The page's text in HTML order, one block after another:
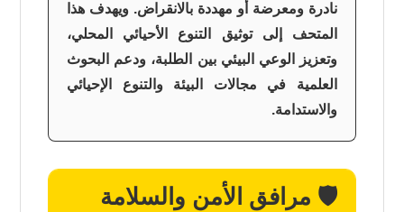
نادرة ومعرضة أو مهددة بالانقراض. ويهدف هذا
المتحف إلى توثيق التنوع الأحيائي المحلي،
وتعزيز الوعي البيئي بين الطلبة، ودعم البحوث
العلمية في مجالات البيئة والتنوع الإحيائي
والاستدامة.
🛡️ مرافق الأمن والسلامة